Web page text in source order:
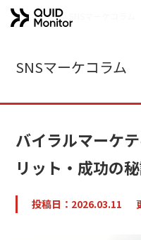
導入事例
分析手法
ホーム
SNSマーケコラム
バイラルマーケ
リット・成功の
投稿日：2026.03.11